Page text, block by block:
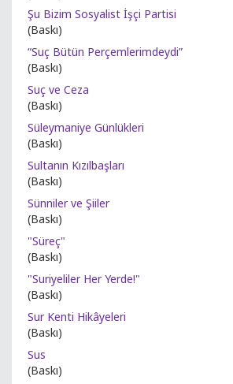
Şu Bizim Sosyalist İşçi Partisi
(Baskı)
“Suç Bütün Perçemlerimdeydi”
(Baskı)
Suç ve Ceza
(Baskı)
Süleymaniye Günlükleri
(Baskı)
Sultanın Kızılbaşları
(Baskı)
Sünniler ve Şiiler
(Baskı)
"Süreç"
(Baskı)
"Suriyeliler Her Yerde!"
(Baskı)
Sur Kenti Hikâyeleri
(Baskı)
Sus
(Baskı)